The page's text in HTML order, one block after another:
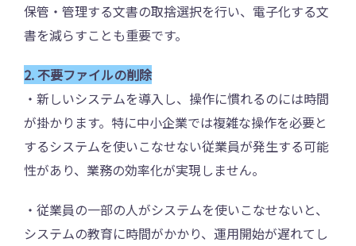
保管・管理する文書の取捨選択を行い、電子化する文
書を減らすことも重要です。
2. 不要ファイルの削除
・新しいシステムを導入し、操作に慣れるのには時間
が掛かります。特に中小企業では複雑な操作を必要と
するシステムを使いこなせない従業員が発生する可能
性があり、業務の効率化が実現しません。
・従業員の一部の人がシステムを使いこなせないと、
システムの教育に時間がかかり、運用開始が遅れてし